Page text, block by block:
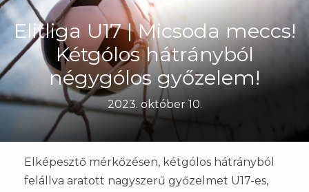
Elitliga U17 | Micsoda meccs!
Kétgólos hátrányból
négygólos győzelem!
2023. október 10.
Elképesztő mérkőzésen, kétgólos hátrányból
felállva aratott nagyszerű győzelmet U17-es,